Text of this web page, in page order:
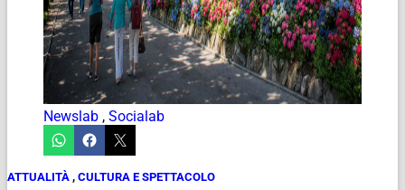
Newslab , Socialab
ATTUALITÀ , CULTURA E SPETTACOLO